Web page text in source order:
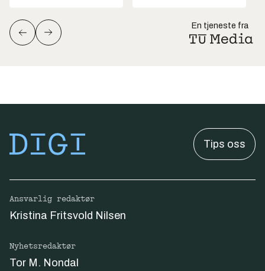
En tjeneste fra
Tips oss
Ansvarlig redaktør
Kristina Fritsvold Nilsen
Nyhetsredaktør
Tor M. Nondal